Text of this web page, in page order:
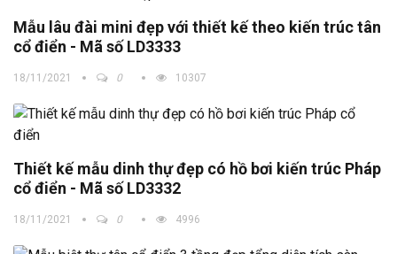
Mẫu lâu đài mini đẹp với thiết kế theo kiến trúc tân
cổ điển - Mã số LD3333
18/11/2021 0 10307
Thiết kế mẫu dinh thự đẹp có hồ bơi kiến trúc Pháp
cổ điển - Mã số LD3332
18/11/2021 0 4996